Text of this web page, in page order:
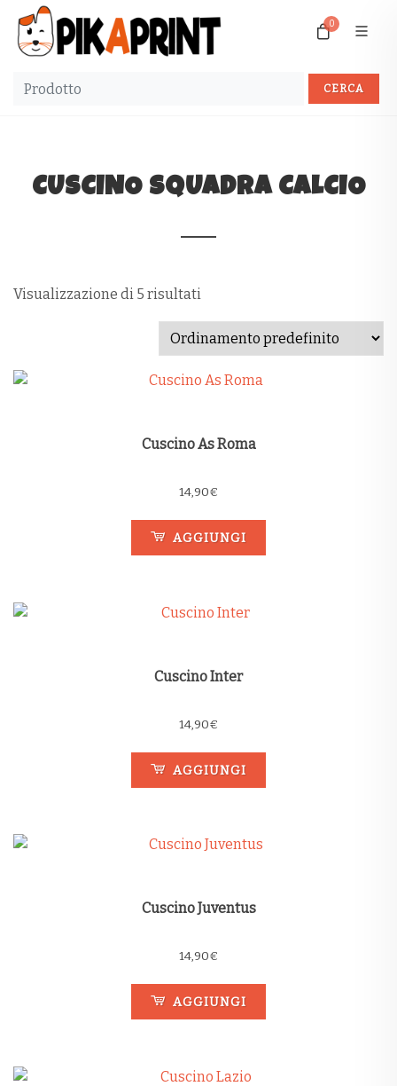
0
CUSCINO SQUADRA CALCIO
Visualizzazione di 5 risultati
Cuscino As Roma
14,90€
AGGIUNGI
Cuscino Inter
14,90€
AGGIUNGI
Cuscino Juventus
14,90€
AGGIUNGI